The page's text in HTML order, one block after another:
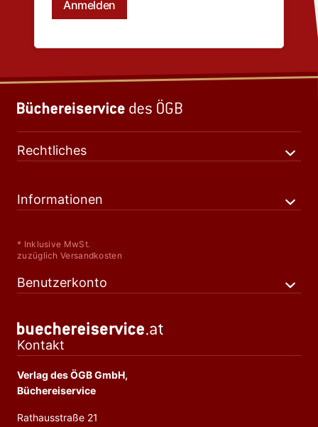
Rechtliches
Informationen
* Inklusive MwSt.
zuzüglich Versandkosten
Benutzerkonto
Kontakt
Verlag des ÖGB GmbH,
Büchereiservice
Rathausstraße 21